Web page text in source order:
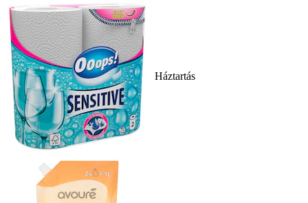
Háztartás